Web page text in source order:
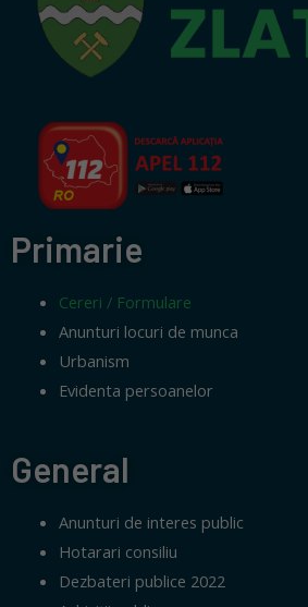
Primarie
Cereri / Formulare
Anunturi locuri de munca
Urbanism
Evidenta persoanelor
General
Anunturi de interes public
Hotarari consiliu
Dezbateri publice 2022